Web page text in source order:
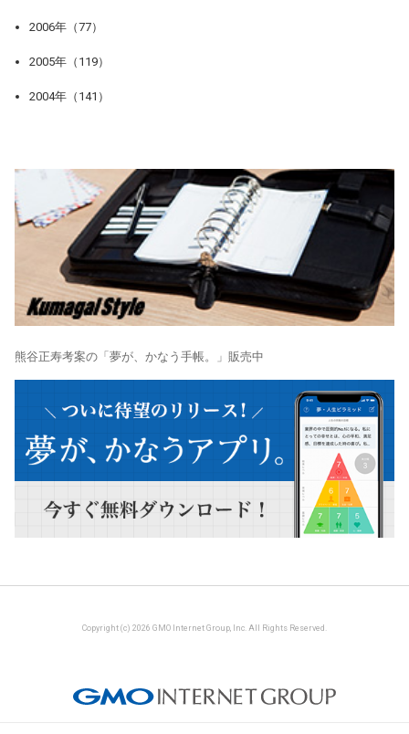
2006年（77）
2005年（119）
2004年（141）
熊谷正寿考案の「夢が、かなう手帳。」販売中
Copyright (c) 2026 GMO Internet Group, Inc. All Rights Reserved.